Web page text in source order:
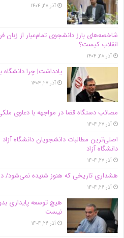
آذر ۲۸, ۱۴۰۴
شاخصه‌های بارز دانشجوی تمام‌عیار از زبان
انقلاب کیست؟
آذر ۲۸, ۱۴۰۴
یادداشت| چرا دانشگاه
آذر ۲۷, ۱۴۰۴
مصائب دستگاه قضا در مواجهه با دعاوی
آذر ۲۷, ۱۴۰۴
اصلی‌ترین مطالبات دانشجویان دانشگاه
دانشگاه آز‌اد
آذر ۲۷, ۱۴۰۴
هشداری تاریخی که هنوز شنیده نمی‌شود/
آذر ۲۶, ۱۴۰۴
هیچ توسعه پایداری
نیست
آذر ۲۶, ۱۴۰۴